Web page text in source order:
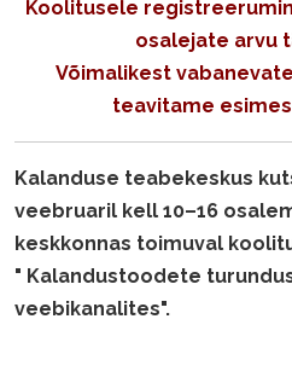
Koolitusele
osalejate arvu
Võimalikest
teavitame
Kalanduse teabekeskus
veebruaril kell 10–16
keskkonnas toimuval
" Kalandustoodete
veebikanalites".